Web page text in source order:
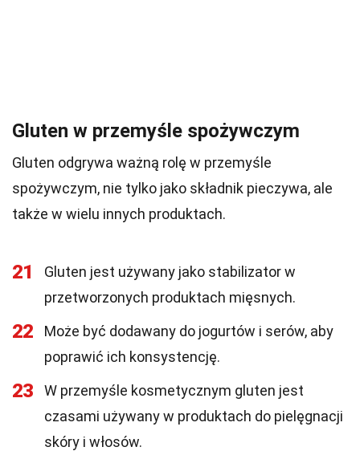
Gluten w przemyśle spożywczym
Gluten odgrywa ważną rolę w przemyśle
spożywczym, nie tylko jako składnik pieczywa, ale
także w wielu innych produktach.
21
Gluten jest używany jako stabilizator w
przetworzonych produktach mięsnych.
22
Może być dodawany do jogurtów i serów, aby
poprawić ich konsystencję.
23
W przemyśle kosmetycznym gluten jest
czasami używany w produktach do pielęgnacji
skóry i włosów.